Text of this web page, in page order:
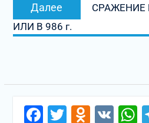
Далее
запись:
СРАЖЕНИЕ
ИЛИ В 986 г.
Facebook
TwitterVK